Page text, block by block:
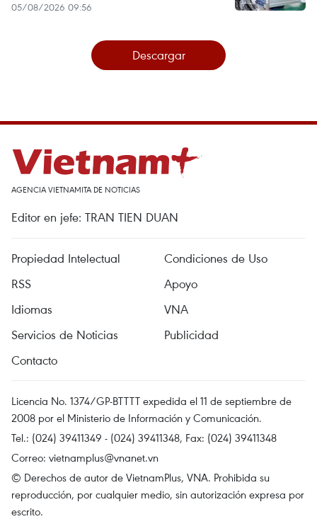
05/08/2026 09:56
Descargar
AGENCIA VIETNAMITA DE NOTICIAS
Editor en jefe: TRAN TIEN DUAN
Propiedad Intelectual
Condiciones de Uso
RSS
Apoyo
Idiomas
VNA
Servicios de Noticias
Publicidad
Contacto
Licencia No. 1374/GP-BTTTT expedida el 11 de septiembre de
2008 por el Ministerio de Información y Comunicación.
Tel.: (024) 39411349 - (024) 39411348, Fax: (024) 39411348
Correo: vietnamplus@vnanet.vn
© Derechos de autor de VietnamPlus, VNA. Prohibida su
reproducción, por cualquier medio, sin autorización expresa por
escrito.